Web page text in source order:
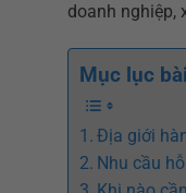
doanh nghiệp,
Mục lục
Địa giới
Nhu cầu